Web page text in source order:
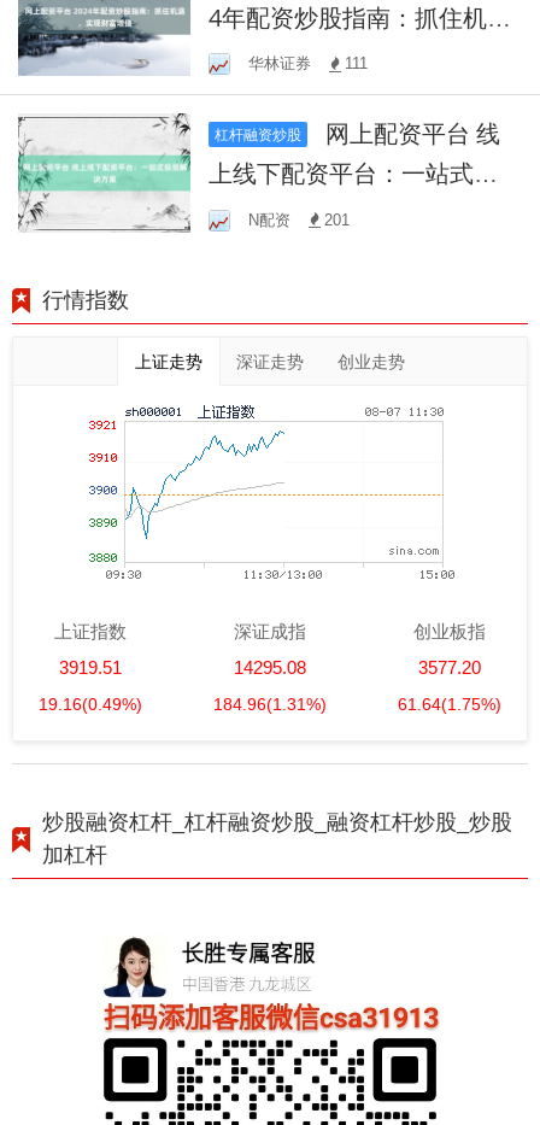
4年配资炒股指南：抓住机
遇，实现财富增值
华林证券 111
杠杆融资炒股
上线下配资平台：一站式投
资解决方案
N配资 201
行情指数
上证走势 深证走势 创业走势
上证指数
3919.51
19.16(0.49%)
深证成指
14295.08
184.96(1.31%)
创业板指
3577.20
61.64(1.75%)
炒股融资杠杆_杠杆融资炒股_融资杠杆炒股_炒股
加杠杆